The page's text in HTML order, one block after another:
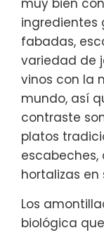
muy bien
ingredientes
fabadas,
variedad de
vinos con la
mundo, así
contraste
platos
escabeches,
hortalizas en
Los
biológica